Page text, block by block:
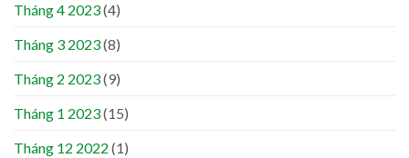
Tháng 4 2023(4)
Tháng 3 2023(8)
Tháng 2 2023(9)
Tháng 1 2023(15)
Tháng 12 2022 (1)